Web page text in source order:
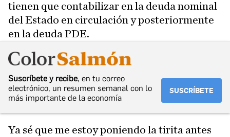
tienen que contabilizar en la deuda nominal
del Estado en circulación y posteriormente
en la deuda PDE.
Suscríbete y recibe, en tu correo
electrónico, un resumen semanal con lo
más importante de la economía
SUSCRÍBETE
Ya sé que me estoy poniendo la tirita antes